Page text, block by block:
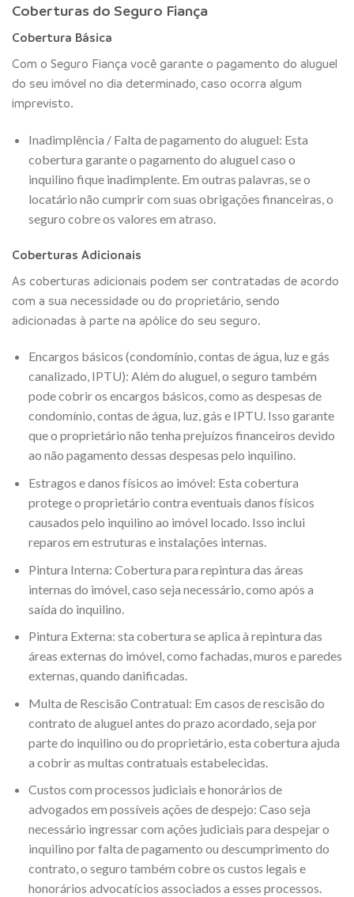
Coberturas do Seguro Fiança
Cobertura Básica
Com o Seguro Fiança você garante o pagamento do aluguel
do seu imóvel no dia determinado, caso ocorra algum
imprevisto.
Inadimplência / Falta de pagamento do aluguel: Esta
cobertura garante o pagamento do aluguel caso o
inquilino fique inadimplente. Em outras palavras, se o
locatário não cumprir com suas obrigações financeiras, o
seguro cobre os valores em atraso.
Coberturas Adicionais
As coberturas adicionais podem ser contratadas de acordo
com a sua necessidade ou do proprietário, sendo
adicionadas à parte na apólice do seu seguro.
Encargos básicos (condomínio, contas de água, luz e gás
canalizado, IPTU): Além do aluguel, o seguro também
pode cobrir os encargos básicos, como as despesas de
condomínio, contas de água, luz, gás e IPTU. Isso garante
que o proprietário não tenha prejuízos financeiros devido
ao não pagamento dessas despesas pelo inquilino.
Estragos e danos físicos ao imóvel: Esta cobertura
protege o proprietário contra eventuais danos físicos
causados pelo inquilino ao imóvel locado. Isso inclui
reparos em estruturas e instalações internas.
Pintura Interna: Cobertura para repintura das áreas
internas do imóvel, caso seja necessário, como após a
saída do inquilino.
Pintura Externa: sta cobertura se aplica à repintura das
áreas externas do imóvel, como fachadas, muros e paredes
externas, quando danificadas.
Multa de Rescisão Contratual: Em casos de rescisão do
contrato de aluguel antes do prazo acordado, seja por
parte do inquilino ou do proprietário, esta cobertura ajuda
a cobrir as multas contratuais estabelecidas.
Custos com processos judiciais e honorários de
advogados em possíveis ações de despejo: Caso seja
necessário ingressar com ações judiciais para despejar o
inquilino por falta de pagamento ou descumprimento do
contrato, o seguro também cobre os custos legais e
honorários advocatícios associados a esses processos.